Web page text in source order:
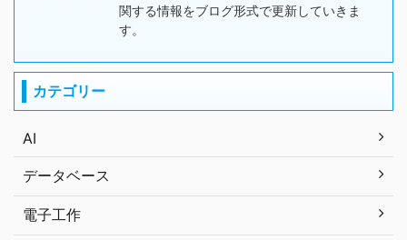
関する情報をブログ形式で更新していきま
す。
カテゴリー
AI
データベース
電子工作